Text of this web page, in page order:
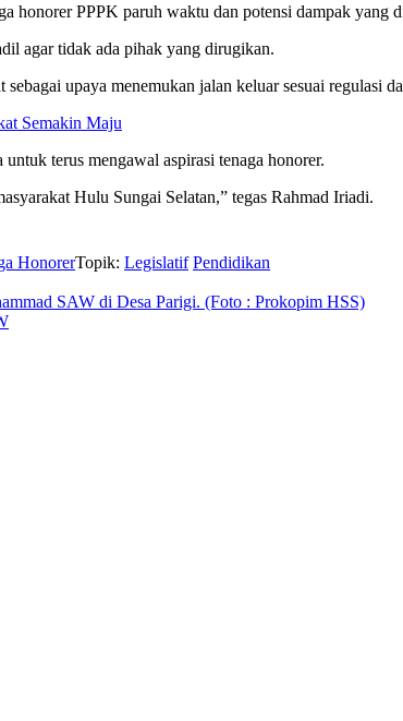
honorer PPPK paruh waktu dan potensi dampak
agar tidak ada pihak yang dirugikan.
upaya menemukan jalan keluar sesuai regulasi
Semakin Maju
terus mengawal aspirasi tenaga honorer.
Hulu Sungai Selatan,” tegas Rahmad Iriadi.
HonorerTopik: Legislatif Pendidikan